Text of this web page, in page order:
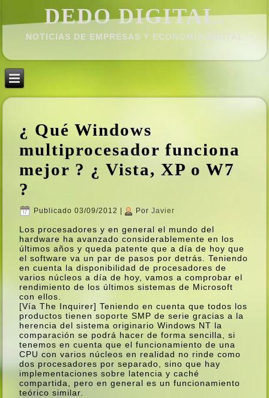
DEDO DIGITAL.
NOTICIAS DE EMPRESAS Y ECONOMÍ­A DIGITAL
¿ Qué Windows
multiprocesador funciona
mejor ? ¿ Vista, XP o W7
?
Publicado 03/09/2012 Por Javier
Los procesadores y en general el mundo del
hardware ha avanzado considerablemente en los
últimos años y queda patente que a dí­a de hoy que
el software va un par de pasos por detrás. Teniendo
en cuenta la disponibilidad de procesadores de
varios núcleos a dí­a de hoy, vamos a comprobar el
rendimiento de los últimos sistemas de Microsoft
con ellos.
[Ví­a The Inquirer] Teniendo en cuenta que todos los
productos tienen soporte SMP de serie gracias a la
herencia del sistema originario Windows NT la
comparación se podrá hacer de forma sencilla, si
tenemos en cuenta que el funcionamiento de una
CPU con varios núcleos en realidad no rinde como
dos procesadores por separado, sino que hay
implementaciones sobre latencia y caché
compartida, pero en general es un funcionamiento
teórico similar.